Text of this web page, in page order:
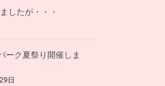
したが・・・
ーク夏祭り開催しま
日